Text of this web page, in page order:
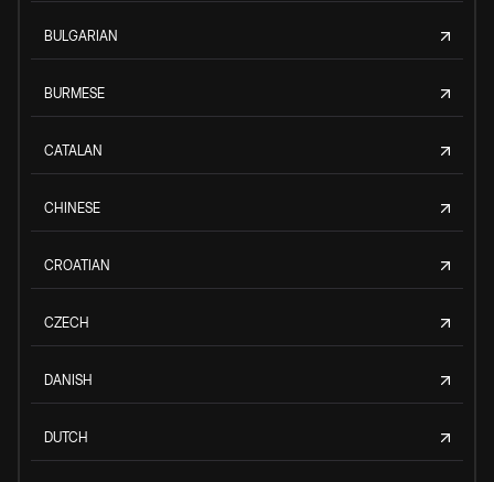
BULGARIAN
BURMESE
CATALAN
CHINESE
CROATIAN
CZECH
DANISH
DUTCH